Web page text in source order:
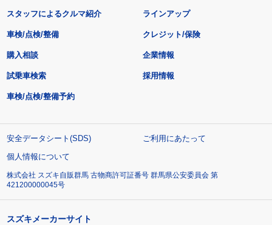
スタッフによるクルマ紹介 ラインアップ
車検/点検/整備 クレジット/保険
購入相談
試乗車検索
車検/点検/整備予約
企業情報
採用情報
安全データシート(SDS)
ご利用にあたって
個人情報について
株式会社 スズキ自販群馬 古物商許可証番号 群馬県公安委員会 第
421200000045号
スズキメーカーサイト